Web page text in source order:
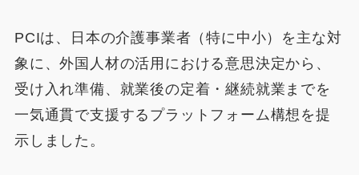
PCIは、日本の介護事業者（特に中小）を主な対
象に、外国人材の活用における意思決定から、
受け入れ準備、就業後の定着・継続就業までを
一気通貫で支援するプラットフォーム構想を提
示しました。